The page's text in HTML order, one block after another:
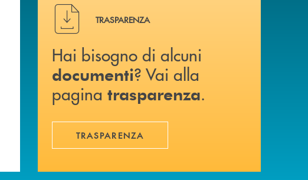
Hai bisogno di alcuni documenti ? Vai alla pagina
TRASPARENZA
Hai bisogno di alcuni
documenti? Vai alla
pagina trasparenza.
TRASPARENZA